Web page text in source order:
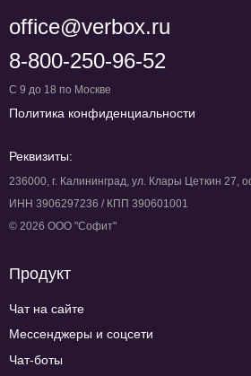
office@verbox.ru
8-800-250-96-52
С 9 до 18 по Москве
Политика конфиденциальности
Реквизиты:
236000, г. Калининград, ул. Клары Цеткин 27,
ИНН 3906297236 / КПП 390601001
© 2026 ООО "Софит"
Продукт
Чат на сайте
Мессенджеры и соцсети
Чат-боты